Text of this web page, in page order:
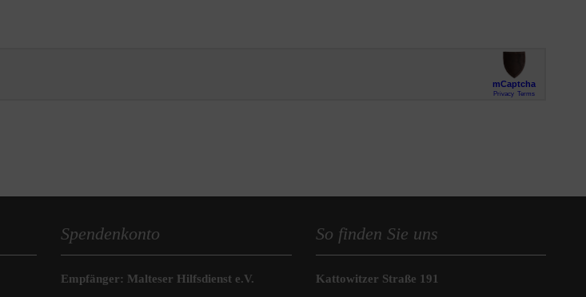
Spendenkonto
Empfänger: Malteser Hilfsdienst e.V.
So finden Sie uns
Kattowitzer Straße 191